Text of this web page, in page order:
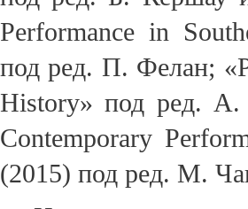
Performance in
под ред. П. Фелан;
History» под ред.
Contemporary
(2015) под ред. М.